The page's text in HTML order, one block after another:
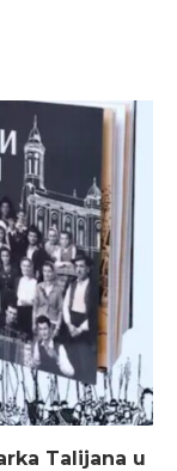
Talijana u